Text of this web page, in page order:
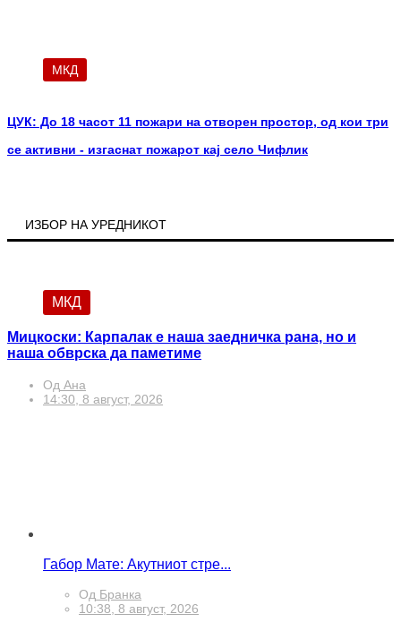
МКД
ЦУК: До 18 часот 11 пожари на отворен простор, од кои три
се активни - изгаснат пожарот кај село Чифлик
ИЗБОР НА УРЕДНИКОТ
МКД
Мицкоски: Карпалак е наша заедничка рана, но и
наша обврска да паметиме
Од Ана
14:30, 8 август, 2026
Габор Мате: Акутниот стре...
Од Бранка
10:38, 8 август, 2026